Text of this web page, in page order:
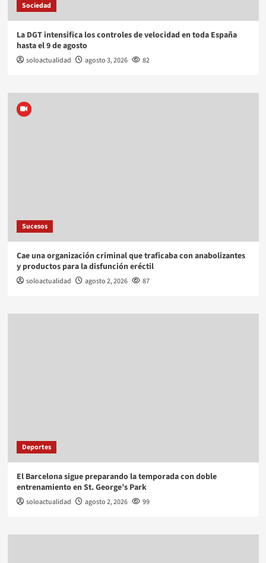
Sociedad
La DGT intensifica los controles de velocidad en toda España
hasta el 9 de agosto
soloactualidad agosto 3, 2026 82
Sucesos
Cae una organización criminal que traficaba con anabolizantes
y productos para la disfunción eréctil
soloactualidad agosto 2, 2026 87
Deportes
El Barcelona sigue preparando la temporada con doble
entrenamiento en St. George’s Park
soloactualidad agosto 2, 2026 99